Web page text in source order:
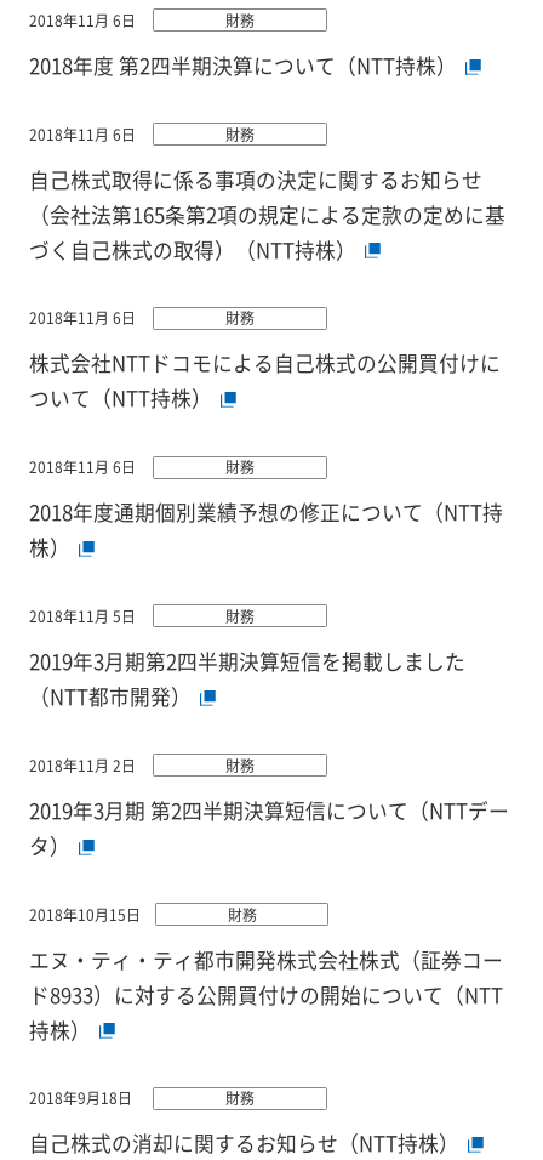
2018年11月 6日 財務
2018年度 第2四半期決算について（NTT持株）
2018年11月 6日 財務
自己株式取得に係る事項の決定に関するお知らせ
（会社法第165条第2項の規定による定款の定めに基
づく自己株式の取得）（NTT持株）
2018年11月 6日 財務
株式会社NTTドコモによる自己株式の公開買付けに
ついて（NTT持株）
2018年11月 6日 財務
2018年度通期個別業績予想の修正について（NTT持
株）
2018年11月 5日 財務
2019年3月期第2四半期決算短信を掲載しました
（NTT都市開発）
2018年11月 2日 財務
2019年3月期 第2四半期決算短信について（NTTデー
タ）
2018年10月15日 財務
エヌ・ティ・ティ都市開発株式会社株式（証券コー
ド8933）に対する公開買付けの開始について（NTT
持株）
2018年9月18日 財務
自己株式の消却に関するお知らせ（NTT持株）